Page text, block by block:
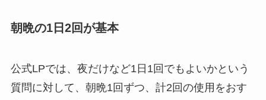
朝晩の1日2回が基本
公式LPでは、夜だけなど1日1回でもよいかという
質問に対して、朝晩1回ずつ、計2回の使用をおす